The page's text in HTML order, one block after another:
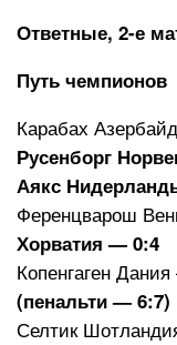
Ответные, 2-е
Путь чемпионов
Карабах
Русенборг
Аякс
Ференцварош
Хорватия — 0:4
Копенгаген
(пенальти — 6:7)
Селтик